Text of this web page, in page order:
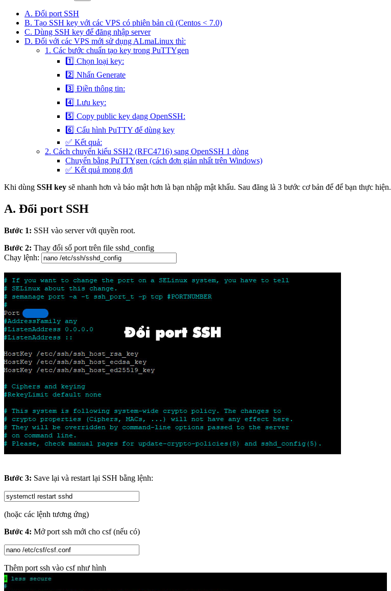
A. Đổi port SSH
B. Tạo SSH key với các VPS có phiên bản cũ (Centos < 7.0)
C. Dùng SSH key để đăng nhập server
D. Đối với các VPS mới sử dụng ALmaLinux thì:
1. Các bước chuẩn tạo key trong PuTTYgen
1️⃣ Chọn loại key:
2️⃣ Nhấn Generate
3️⃣ Điền thông tin:
4️⃣ Lưu key:
5️⃣ Copy public key dạng OpenSSH:
6️⃣ Cấu hình PuTTY để dùng key
✅ Kết quả:
2. Cách chuyển kiểu SSH2 (RFC4716) sang OpenSSH 1 dòng
Chuyển bằng PuTTYgen (cách đơn giản nhất trên Windows)
✅ Kết quả mong đợi
Khi dùng SSH key sẽ nhanh hơn và bảo mật hơn là bạn nhập mật khẩu. Sau đăng là 3 bước cơ bản để để bạn thực hiện.
A. Đổi port SSH
Bước 1: SSH vào server với quyền root.
Bước 2: Thay đổi số port trên file sshd_config
Chạy lệnh:
Bước 3: Save lại và restart lại SSH bằng lệnh:
(hoặc các lệnh tương ứng)
Bước 4: Mở port ssh mới cho csf (nếu có)
Thêm port ssh vào csf như hình